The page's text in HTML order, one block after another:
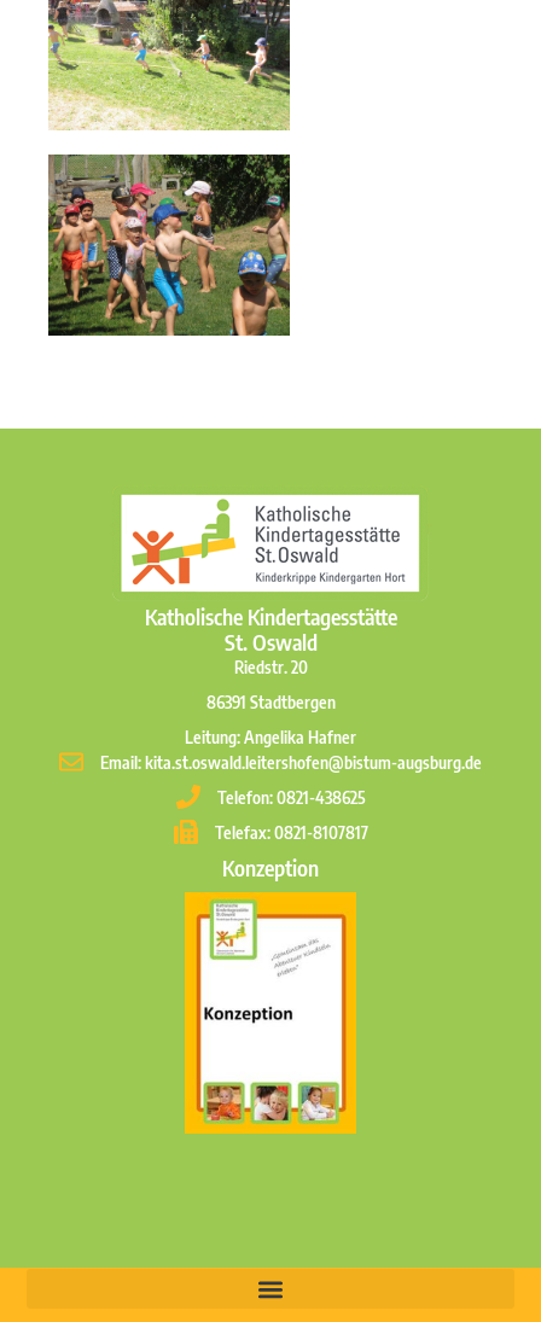
Katholische Kindertagesstätte
St. Oswald
Riedstr. 20
86391 Stadtbergen
Leitung: Angelika Hafner
Email: kita.st.oswald.leitershofen@bistum-augsburg.de
Telefon: 0821-438625
Telefax: 0821-8107817
Konzeption